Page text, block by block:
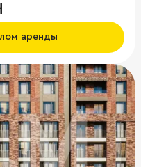
аренды